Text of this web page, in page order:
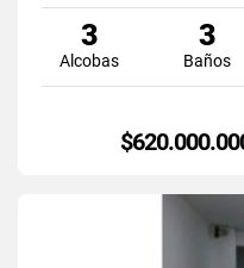
3
Alcobas
3
Baños